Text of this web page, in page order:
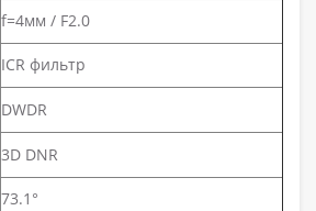
f=4мм / F2.0
ICR фильтр
DWDR
3D DNR
73.1°